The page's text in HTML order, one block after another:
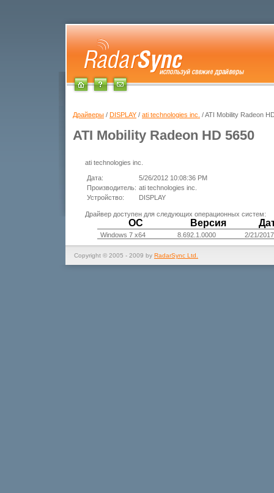
Драйверы / DISPLAY / ati technologies inc. / ATI Mobility Radeon
ATI Mobility Radeon HD 5650
ati technologies inc.
Дата:
5/26/2012 10:08:36 PM
Производитель: ati technologies inc.
Устройство:
DISPLAY
Драйвер доступен для следующих операционных систем:
ОС Версия
Windows 7 x64 8.692.1.0000 2/21/2017
Copyright © 2005 - 2009 by RadarSync Ltd.